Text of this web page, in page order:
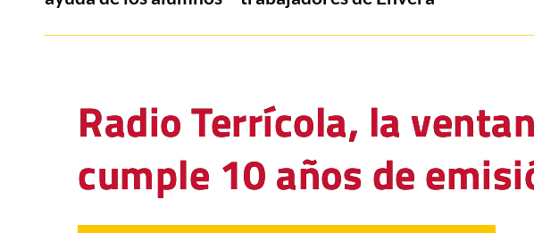
Radio Terrícola, la
cumple 10 años de